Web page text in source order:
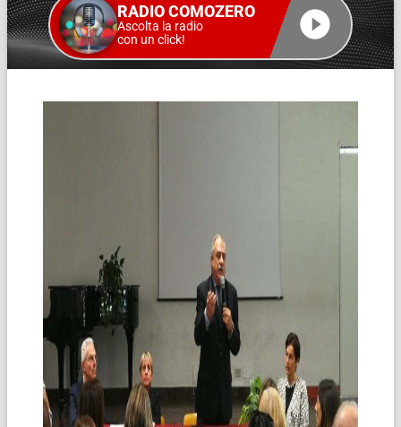
RADIO COMOZERO
Ascolta la radio
con un click!